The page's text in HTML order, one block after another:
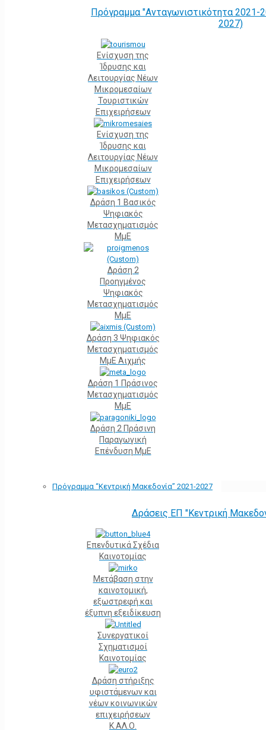
Πρόγραμμα "Ανταγωνιστικότητα
2027)
Ενίσχυση της
Ίδρυσης και
Λειτουργίας Νέων
Μικρομεσαίων
Τουριστικών
Επιχειρήσεων
Ενίσχυση της
Ίδρυσης και
Λειτουργίας Νέων
Μικρομεσαίων
Επιχειρήσεων
Δράση 1 Βασικός
Ψηφιακός
Μετασχηματισμός
ΜμΕ
Δράση 2
Προηγμένος
Ψηφιακός
Μετασχηματισμός
ΜμΕ
Δράση 3 Ψηφιακός
Μετασχηματισμός
ΜμΕ Αιχμής
Δράση 1 Πράσινος
Μετασχηματισμός
ΜμΕ
Δράση 2 Πράσινη
Παραγωγική
Επένδυση ΜμΕ
Πρόγραμμα “Κεντρική Μακεδονία” 2021-2027
Δράσεις ΕΠ "Κεντρική
Επενδυτικά Σχέδια
Καινοτομίας
Μετάβαση στην
καινοτομική,
εξωστρεφή και
έξυπνη εξειδίκευση
Συνεργατικοί
Σχηματισμοί
Καινοτομίας
Δράση στήριξης
υφιστάμενων και
νέων κοινωνικών
επιχειρήσεων
Κ.ΑΛ.Ο.